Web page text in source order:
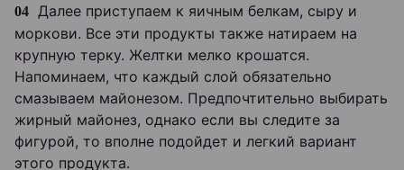
04 Далее приступаем к яичным белкам, сыру и
моркови. Все эти продукты также натираем на
крупную терку. Желтки мелко крошатся.
Напоминаем, что каждый слой обязательно
смазываем майонезом. Предпочтительно выбирать
жирный майонез, однако если вы следите за
фигурой, то вполне подойдет и легкий вариант
этого продукта.